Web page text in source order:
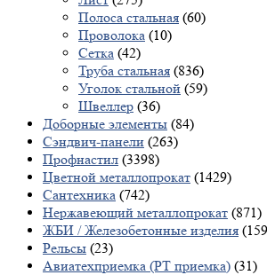
Полоса стальная (60)
Проволока (10)
Сетка (42)
Труба стальная (836)
Уголок стальной (59)
Швеллер (36)
Доборные элементы (84)
Сэндвич-панели (263)
Профнастил (3398)
Цветной металлопрокат (1429)
Сантехника (742)
Нержавеющий металлопрокат (871)
ЖБИ / Железобетонные изделия
Рельсы (23)
Авиатехприемка (РТ приемка) (31)